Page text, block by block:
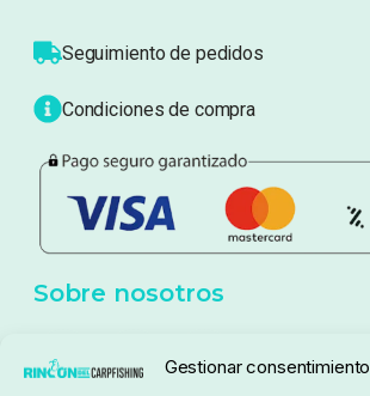
Gestionar consentimiento
Seguimiento de pedidos
Condiciones de compra
Sobre nosotros